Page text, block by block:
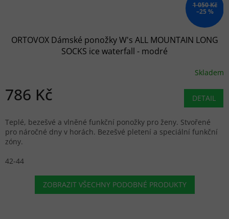
1 050 Kč
–25 %
ORTOVOX Dámské ponožky W's ALL MOUNTAIN LONG
SOCKS ice waterfall - modré
Skladem
786 Kč DETAIL
Teplé, bezešvé a vlněné funkční ponožky pro ženy. Stvořené
pro náročné dny v horách. Bezešvé pletení a speciální funkční
zóny.
42-44
ZOBRAZIT VŠECHNY PODOBNÉ PRODUKTY